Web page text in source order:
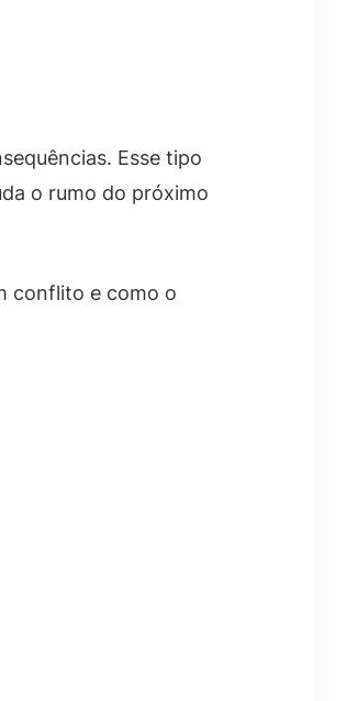
Esse tipo
o rumo do próximo
conflito e como o